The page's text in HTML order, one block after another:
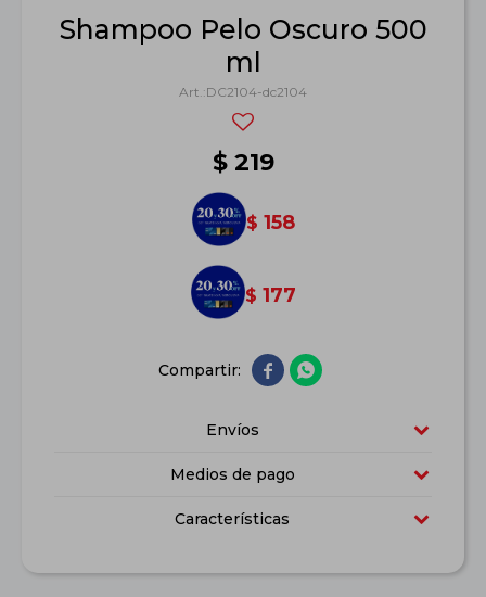
Shampoo Pelo Oscuro 500
ml
DC2104-dc2104
$ 219
$ 158
$ 177
 
Envíos
Medios de pago
Características